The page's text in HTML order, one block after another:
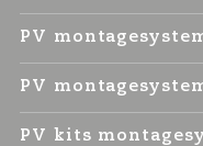
PV
PV
PV kits